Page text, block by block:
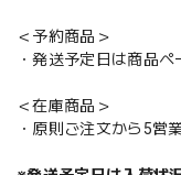
＜予約商品＞
・発送予定日は商品ペ
＜在庫商品＞
・原則ご注文から5営